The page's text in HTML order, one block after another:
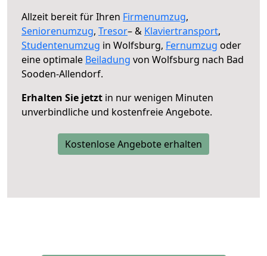
Allzeit bereit für Ihren Firmenumzug,
Seniorenumzug, Tresor– & Klaviertransport,
Studentenumzug in Wolfsburg, Fernumzug oder
eine optimale Beiladung von Wolfsburg nach Bad
Sooden-Allendorf.
Erhalten Sie jetzt in nur wenigen Minuten
unverbindliche und kostenfreie Angebote.
Kostenlose Angebote erhalten